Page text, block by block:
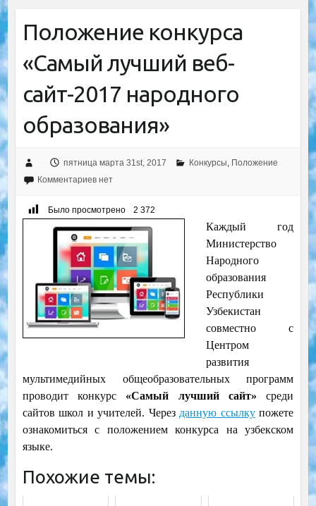
Положение конкурса
«Самый лучший веб-
сайт-2017 народного
образования»
пятница марта 31st, 2017 Конкурсы, Положение
Комментариев нет
Было просмотрено 2 372
Каждый год
Министерство
Народного
образования
Республики
Узбекистан
совместно с
Центром
развития
мультимедийных общеобразовательных программ
проводит конкурс «Самый лучший сайт» среди
сайтов школ и учителей. Через данную ссылкупожете
ознакомиться с положением конкурса на узбекском
языке.
Похожие темы: